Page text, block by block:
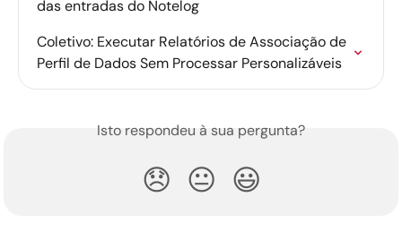
das entradas do Notelog
Coletivo: Executar Relatórios de Associação de
Perfil de Dados Sem Processar Personalizáveis
Isto respondeu à sua pergunta?
😞 😐 😃